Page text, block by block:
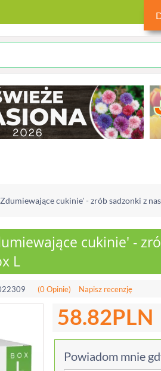
cukinie' - zrób sadzonki z
cukinie' -
L
(0 Opinie) Napisz recenzję
58.82PLN
Powiadom mnie